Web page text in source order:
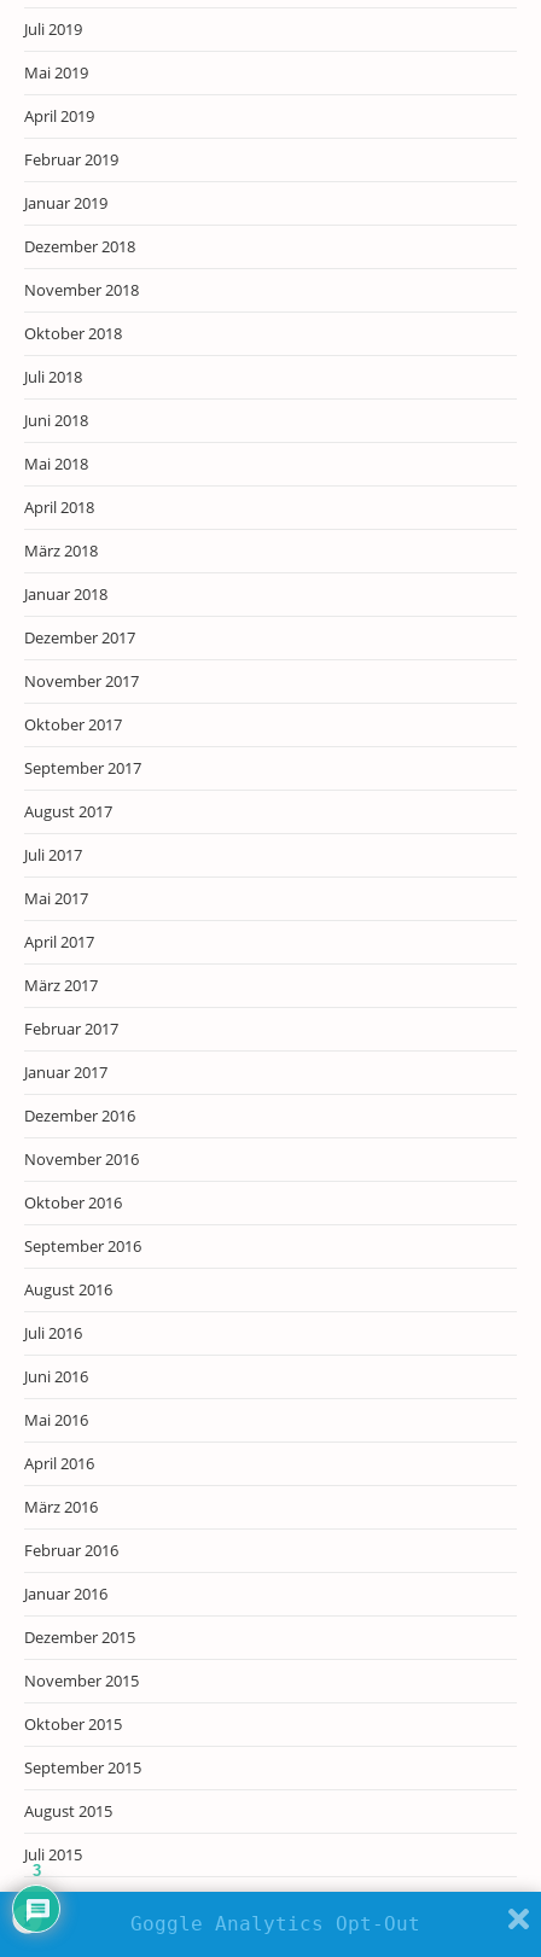
Juli 2019
Mai 2019
April 2019
Februar 2019
Januar 2019
Dezember 2018
November 2018
Oktober 2018
Juli 2018
Juni 2018
Mai 2018
April 2018
März 2018
Januar 2018
Dezember 2017
November 2017
Oktober 2017
September 2017
August 2017
Juli 2017
Mai 2017
April 2017
März 2017
Februar 2017
Januar 2017
Dezember 2016
November 2016
Oktober 2016
September 2016
August 2016
Juli 2016
Juni 2016
Mai 2016
April 2016
März 2016
Februar 2016
Januar 2016
Dezember 2015
November 2015
Oktober 2015
September 2015
August 2015
Juli 2015
Juni 2015
Mai 2015
Goggle Analytics Opt-Out
3